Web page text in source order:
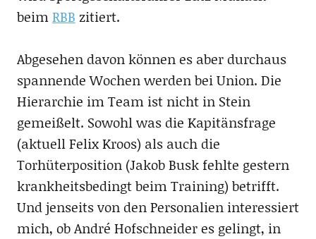
beimRBB zitiert.
Abgesehen davon können es aber durchaus
spannende Wochen werden bei Union. Die
Hierarchie im Team ist nicht in Stein
gemeißelt. Sowohl was die Kapitänsfrage
(aktuell Felix Kroos) als auch die
Torhüterposition (Jakob Busk fehlte gestern
krankheitsbedingt beim Training) betrifft.
Und jenseits von den Personalien interessiert
mich, ob André Hofschneider es gelingt, in